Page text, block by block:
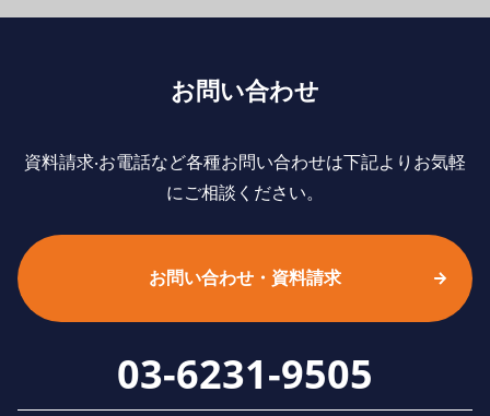
お問い合わせ
資料請求‧お電話など各種お問い合わせは下記よりお気軽
にご相談ください。
お問い合わせ・資料請求
03-6231-9505